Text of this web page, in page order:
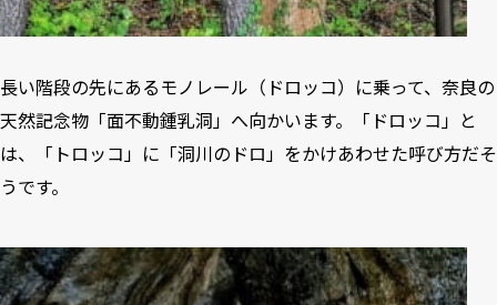
長い階段の先にあるモノレール（ドロッコ）に乗って、奈良の
天然記念物「面不動鍾乳洞」へ向かいます。「ドロッコ」と
は、「トロッコ」に「洞川のドロ」をかけあわせた呼び方だそ
うです。